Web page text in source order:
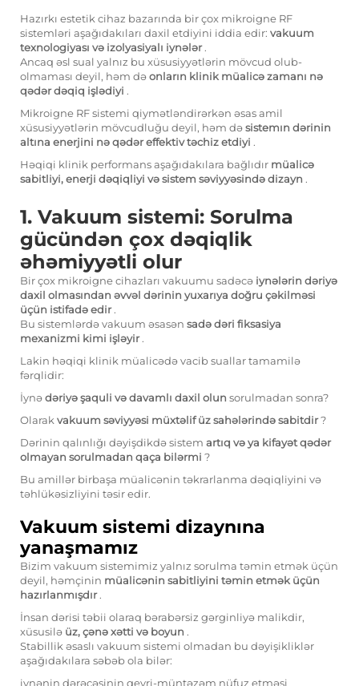
Hazırkı estetik cihaz bazarında bir çox mikroigne RF
sistemləri aşağıdakıları daxil etdiyini iddia edir: vakuum
texnologiyası və izolyasiyalı iynələr.
Ancaq əsl sual yalnız bu xüsusiyyətlərin mövcud olub-
olmaması deyil, həm dəonların klinik müalicə zamanı nə
qədər dəqiq işlədiyi .
Mikroigne RF sistemi qiymətləndirərkən əsas amil
xüsusiyyətlərin mövcudluğu deyil, həm dəsistemın dərinin
altına enerjini nə qədər effektiv təchiz etdiyi .
Həqiqi klinik performans aşağıdakılara bağlıdır müalicə
sabitliyi, enerji dəqiqliyi və sistem səviyyəsində dizayn .
1. Vakuum sistemi: Sorulma
gücündən çox dəqiqlik
əhəmiyyətli olur
Bir çox mikroigne cihazları vakuumu sadəcə iynələrin dəriyə
daxil olmasından əvvəl dərinin yuxarıya doğru çəkilməsi
üçün istifadə edir.
Bu sistemlərdə vakuum əsasən sadə dəri fiksasiya
mexanizmi kimi işləyir.
Lakin həqiqi klinik müalicədə vacib suallar tamamilə
fərqlidir:
İynədəriyə şaquli və davamlı daxil olun sorulmadan sonra?
Olarak vakuum səviyyəsi müxtəlif üz sahələrində sabitdir?
Dərinin qalınlığı dəyişdikdə sistem artıq və ya kifayət qədər
olmayan sorulmadan qaça bilərmi ?
Bu amillər birbaşa müalicənin təkrarlanma dəqiqliyini və
təhlükəsizliyini təsir edir.
Vakuum sistemi dizaynına
yanaşmamız
Bizim vakuum sistemimiz yalnız sorulma təmin etmək üçün
deyil, həmçinin müalicənin sabitliyini təmin etmək üçün
hazırlanmışdır.
İnsan dərisi təbii olaraq bərabərsiz gərginliyə malikdir,
xüsusilə üz, çənə xətti və boyun .
Stabillik əsaslı vakuum sistemi olmadan bu dəyişikliklər
aşağıdakılara səbəb ola bilər:
iynənin dərəcəsinin qeyri-müntəzəm nüfuz etməsi